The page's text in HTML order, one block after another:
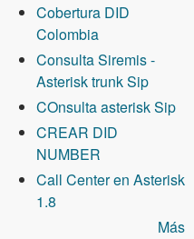
Cobertura DID
Colombia
Consulta Siremis -
Asterisk trunk Sip
COnsulta asterisk Sip
CREAR DID
NUMBER
Call Center en Asterisk
1.8
Más